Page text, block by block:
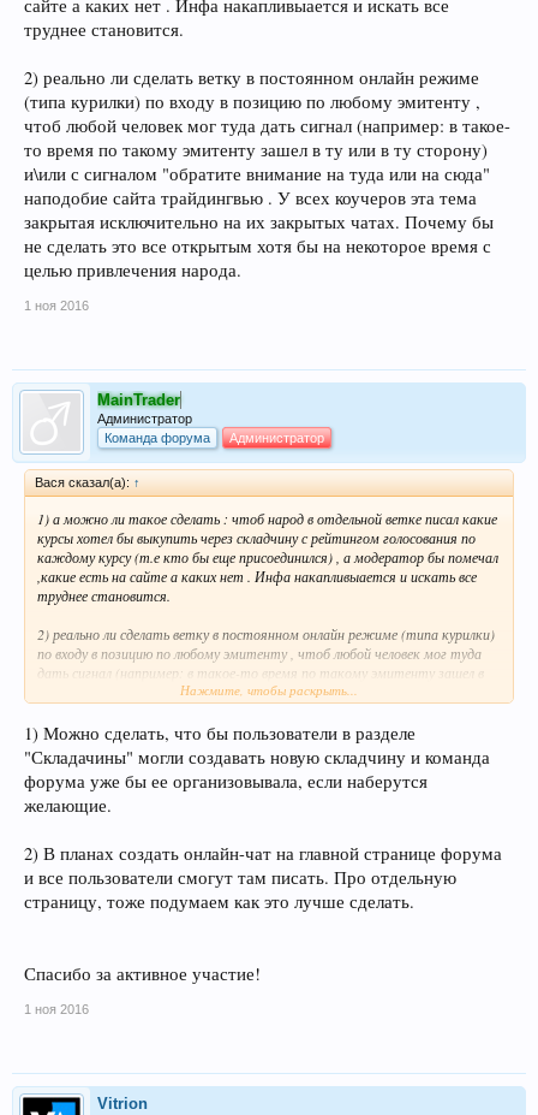
сайте а каких нет . Инфа накапливыается и искать все
труднее становится.
2) реально ли сделать ветку в постоянном онлайн режиме
(типа курилки) по входу в позицию по любому эмитенту ,
чтоб любой человек мог туда дать сигнал (например: в такое-
то время по такому эмитенту зашел в ту или в ту сторону)
и\или с сигналом "обратите внимание на туда или на сюда"
наподобие сайта трайдингвью . У всех коучеров эта тема
закрытая исключительно на их закрытых чатах. Почему бы
не сделать это все открытым хотя бы на некоторое время с
целью привлечения народа.
1 ноя 2016
MainTrader
Администратор
Команда форума
Администратор
Вася сказал(а): ↑
1) а можно ли такое сделать : чтоб народ в отдельной ветке писал какие
курсы хотел бы выкупить через складчину с рейтингом голосования по
каждому курсу (т.е кто бы еще присоединился) , а модератор бы помечал
,какие есть на сайте а каких нет . Инфа накапливыается и искать все
труднее становится.
2) реально ли сделать ветку в постоянном онлайн режиме (типа курилки)
по входу в позицию по любому эмитенту , чтоб любой человек мог туда
дать сигнал (например: в такое-то время по такому эмитенту зашел в
ту или в ту сторону) и\или с сигналом "обратите внимание на туда или
закрытая исключительно на их закрытых чатах. Почему бы не сделать
это все открытым хотя бы на некоторое время с целью привлечения
народа.
Нажмите, чтобы раскрыть...
1) Можно сделать, что бы пользователи в разделе
"Складачины" могли создавать новую складчину и команда
форума уже бы ее организовывала, если наберутся
желающие.
2) В планах создать онлайн-чат на главной странице форума
и все пользователи смогут там писать. Про отдельную
страницу, тоже подумаем как это лучше сделать.
Спасибо за активное участие!
1 ноя 2016
Vitrion